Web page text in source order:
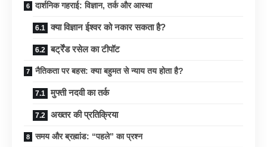
दार्शनिक गहराई: विज्ञान, तर्क और आस्था
क्या विज्ञान ईश्वर को नकार सकता है?
बर्ट्रेंड रसेल का टीपॉट
नैतिकता पर बहस: क्या बहुमत से न्याय तय होता है?
मुफ्ती नदवी का तर्क
अख्तर की प्रतिक्रिया
समय और ब्रह्मांड: “पहले” का प्रश्न